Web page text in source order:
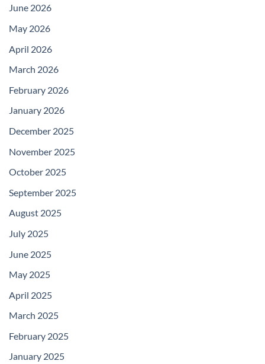
June 2026
May 2026
April 2026
March 2026
February 2026
January 2026
December 2025
November 2025
October 2025
September 2025
August 2025
July 2025
June 2025
May 2025
April 2025
March 2025
February 2025
January 2025